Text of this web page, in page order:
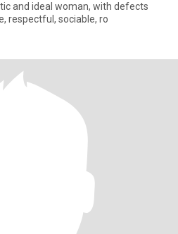
and ideal woman, with defects
respectful, sociable, ro